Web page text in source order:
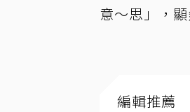
意～思」，
編輯推薦